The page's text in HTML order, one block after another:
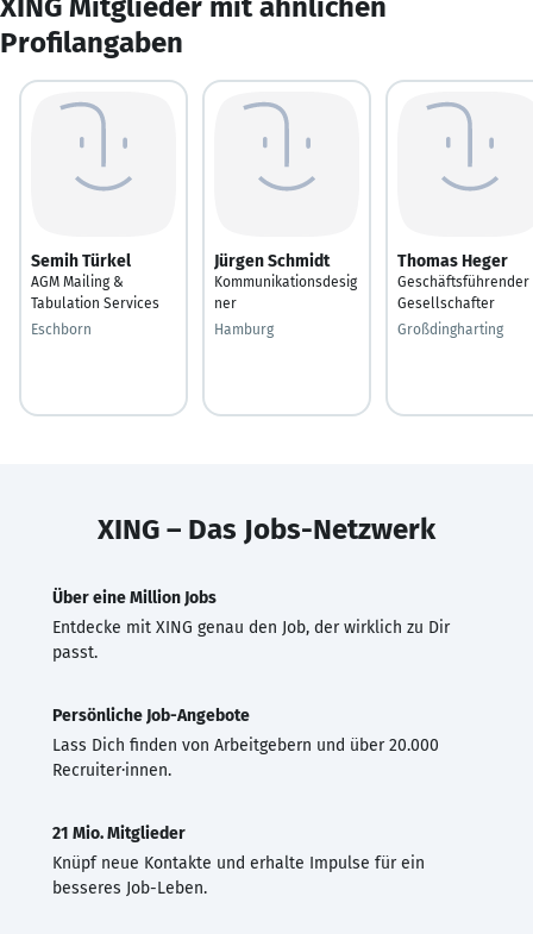
Profilangaben
Semih Türkel
AGM Mailing &
Tabulation Services
Eschborn
Jürgen Schmidt
Kommunikationsdesig
ner
Hamburg
Thomas Heger
Geschäftsführender
Gesellschafter
Großdingharting
XING – Das Jobs-Netzwerk
Über eine Million Jobs
Entdecke mit XING genau den Job, der wirklich zu Dir
passt.
Persönliche Job-Angebote
Lass Dich finden von Arbeitgebern und über 20.000
Recruiter·innen.
21 Mio. Mitglieder
Knüpf neue Kontakte und erhalte Impulse für ein
besseres Job-Leben.